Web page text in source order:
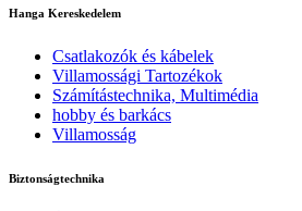
Hanga Kereskedelem
Csatlakozók és kábelek
Villamossági Tartozékok
Számítástechnika, Multimédia
hobby és barkács
Villamosság
Biztonságtechnika